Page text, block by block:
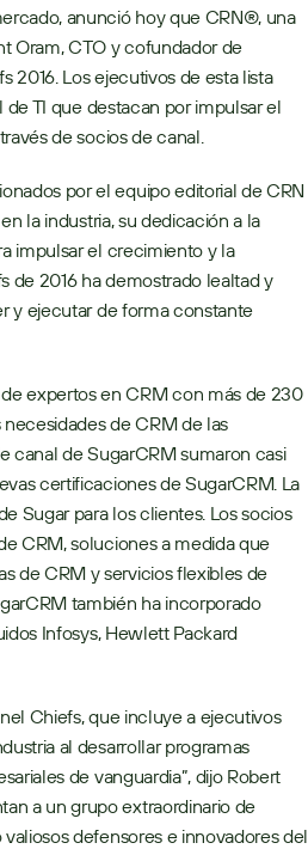
anunció hoy que CRN®, una
Oram, CTO y cofundador de
2016. Los ejecutivos de esta lista
TI que destacan por impulsar el
de socios de canal.
por el equipo editorial de CRN
la industria, su dedicación a la
impulsar el crecimiento y la
de 2016 ha demostrado lealtad y
y ejecutar de forma constante
expertos en CRM con más de 230
de CRM de las
canal de SugarCRM sumaron casi
certificaciones de SugarCRM. La
Sugar para los clientes. Los socios
CRM, soluciones a medida que
de CRM y servicios flexibles de
también ha incorporado
Infosys, Hewlett Packard
Chiefs, que incluye a ejecutivos
al desarrollar programas
de vanguardia”, dijo Robert
a un grupo extraordinario de
defensores e innovadores del